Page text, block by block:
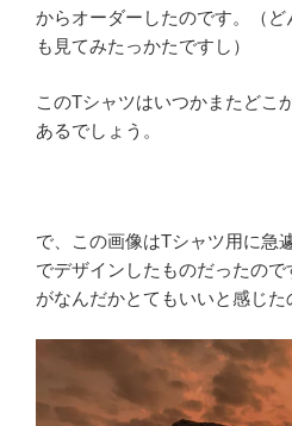
からオーダーしたのです。（
も見てみたっかたですし）
このTシャツはいつかまたどこ
あるでしょう。
で、この画像はTシャツ用に急
でデザインしたものだったの
がなんだかとてもいいと感じた